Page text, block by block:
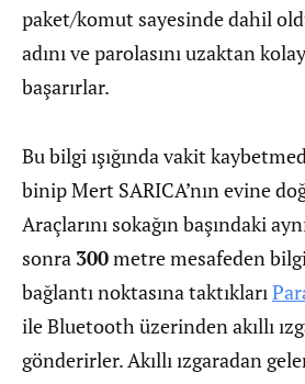
paket/komut sayesinde dahil
adını ve parolasını uzaktan
başarırlar.
Bu bilgi ışığında vakit
binip Mert SARICA’nın evine
Araçlarını sokağın başındaki
sonra 300metre mesafeden
bağlantı noktasına taktıkları
ile Bluetooth üzerinden akıllı
gönderirler. Akıllı ızgaradan